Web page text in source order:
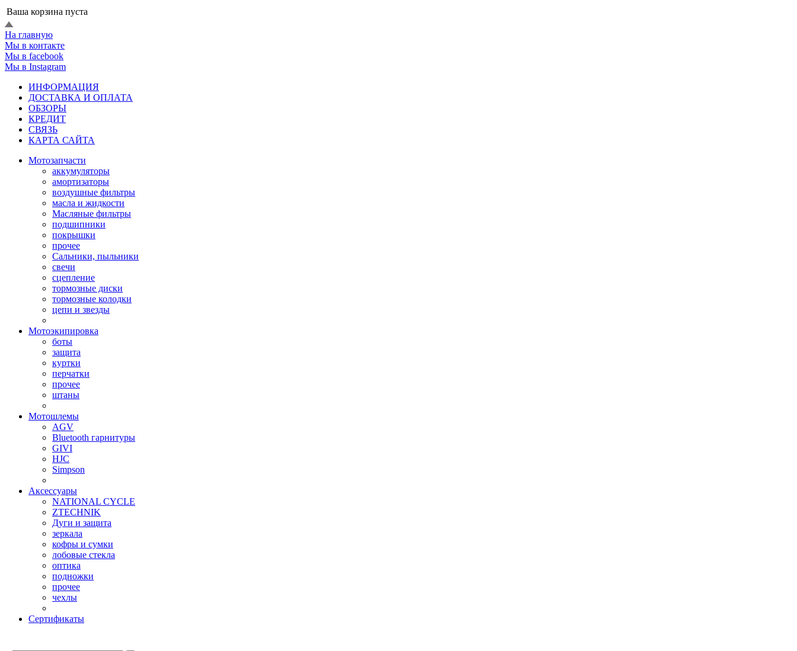
Ваша корзина пуста
На главную
Мы в контакте
Мы в facebook
Мы в Instagram
ИНФОРМАЦИЯ
ДОСТАВКА И ОПЛАТА
ОБЗОРЫ
КРЕДИТ
СВЯЗЬ
КАРТА САЙТА
Мотозапчасти
аккумуляторы
амортизаторы
воздушные фильтры
масла и жидкости
Масляные фильтры
подшипники
покрышки
прочее
Сальники, пыльники
свечи
сцепление
тормозные диски
тормозные колодки
цепи и звезды
Мотоэкипировка
боты
защита
куртки
перчатки
прочее
штаны
Мотошлемы
AGV
Bluetooth гарнитуры
GIVI
HJC
Simpson
Аксессуары
NATIONAL CYCLE
ZTECHNIK
Дуги и защита
зеркала
кофры и сумки
лобовые стекла
оптика
подножки
прочее
чехлы
Сертификаты